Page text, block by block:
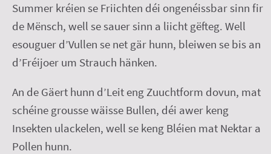
Summer kréien se Friichten déi ongenéissbar sinn fir
de Mënsch, well se sauer sinn a liicht gëfteg. Well
esouguer d’Vullen se net gär hunn, bleiwen se bis an
d’Fréijoer um Strauch hänken.
An de Gäert hunn d’Leit eng Zuuchtform dovun, mat
schéine grousse wäisse Bullen, déi awer keng
Insekten ulackelen, well se keng Bléien mat Nektar a
Pollen hunn.